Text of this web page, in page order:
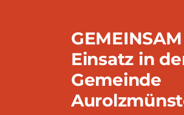
Einsatz in
Gemeinde